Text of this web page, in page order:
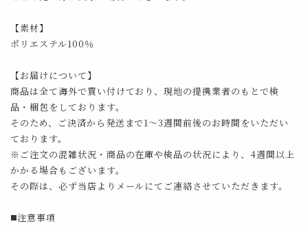
【素材】
ポリエステル100％
【お届けについて】
商品は全て海外で買い付けており、現地の提携業者のもとで検
品・梱包をしております。
そのため、ご決済から発送まで1～3週間前後のお時間をいただい
ております。
※ご注文の混雑状況・商品の在庫や検品の状況により、4週間以上
かかる場合もございます。
その際は、必ず当店よりメールにてご連絡させていただきます。
◼️注意事項